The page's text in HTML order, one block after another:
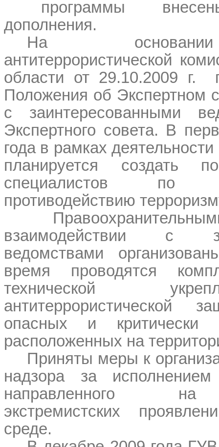
программы
дополнения.
На
антитеррористической
области от 29.10.2009 г.
Положения об Экспертном
с заинтересованными
Экспертного совета. В
года в рамках
планируется создать
специалистов по
противодействию
взаимодействии с
ведомствами
время проводятся
технической
антитеррористической
опасных и критически
расположенных на
Приняты меры к
надзора за исполнением
направленного на
экстремистских
среде.